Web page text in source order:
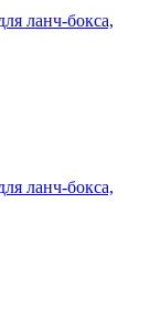
ланч-бокса,
ланч-бокса,